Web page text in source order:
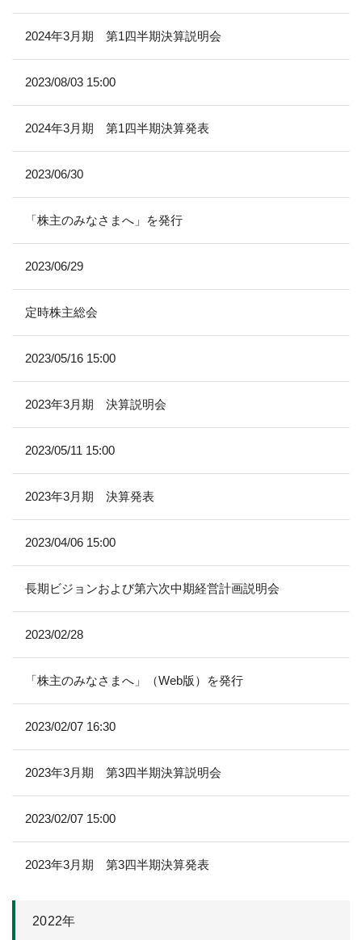
2024年3月期 第1四半期決算説明会
2023/08/03 15:00
2024年3月期 第1四半期決算発表
2023/06/30
「株主のみなさまへ」を発行
2023/06/29
定時株主総会
2023/05/16 15:00
2023年3月期 決算説明会
2023/05/11 15:00
2023年3月期 決算発表
2023/04/06 15:00
長期ビジョンおよび第六次中期経営計画説明会
2023/02/28
「株主のみなさまへ」（Web版）を発行
2023/02/07 16:30
2023年3月期 第3四半期決算説明会
2023/02/07 15:00
2023年3月期 第3四半期決算発表
2022年